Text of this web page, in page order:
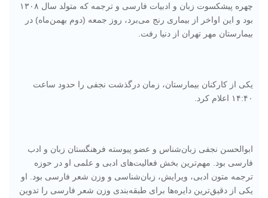
چهره پیشکسوت زبان و ادبیات فارسی و ترجمه که متولد سال ۱۳۰۸
بود و این اواخر از بیماری رنج می‌برد، روز جمعه (دوم بهمن‌ماه) در
بیمارستان مهر تهران از دنیا رفت.
یکی از کارکنان بیمارستان، زمان درگذشت نجفی را حدود ساعت
۱۴:۴۰ اعلام کرد.
ابوالحسن نجفی زبان‌شناس و عضو پیوسته فرهنگستان زبان و ادب
فارسی بود. مهم‌ترین بخش فعالیت‌های ادبی و علمی او در حوزه
ترجمه متون ادبی، ویرایش، زبان‌شناسی و وزن شعر فارسی بود. او
یکی از دقیق‌ترین دایره‌ها برای طبقه‌بندی وزن شعر فارسی را تدوین